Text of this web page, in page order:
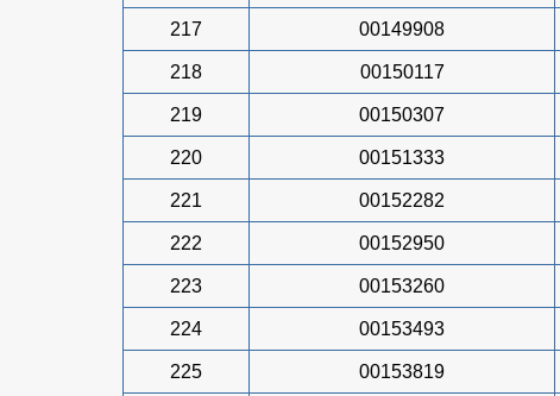
217 00149908
218 00150117
219 00150307
220 00151333
221 00152282
222 00152950
223 00153260
224 00153493
225 00153819